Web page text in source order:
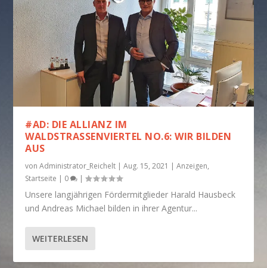
#AD: DIE ALLIANZ IM
WALDSTRASSENVIERTEL NO.6: WIR BILDEN A
US
vonAdministrator_Reichelt |Aug. 15, 2021 |Anzeigen,
Startseite | 0 |
Unsere langjährigen Fördermitglieder Harald Hausbeck
und Andreas Michael bilden in ihrer Agentur...
WEITERLESEN